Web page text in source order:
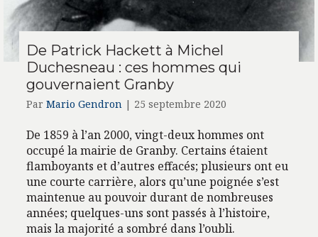
De Patrick Hackett à Michel
Duchesneau : ces hommes qui
gouvernaient Granby
Par Mario Gendron | 25 septembre 2020
De 1859 à l’an 2000, vingt-deux hommes ont
occupé la mairie de Granby. Certains étaient
flamboyants et d’autres effacés; plusieurs ont eu
une courte carrière, alors qu’une poignée s’est
maintenue au pouvoir durant de nombreuses
années; quelques-uns sont passés à l’histoire,
mais la majorité a sombré dans l’oubli.